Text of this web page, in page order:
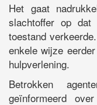
Het gaat
slachtoffer op
toestand
enkele wijze
hulpverlening.
Betrokken
geïnformeerd